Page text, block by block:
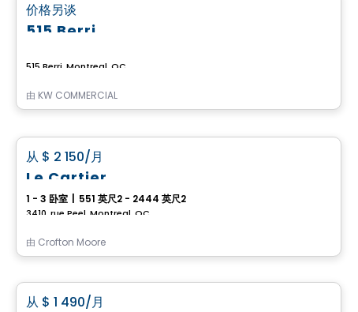
价格另谈
515 Berri
515 Berri, Montreal, QC
由 KW COMMERCIAL
从 $ 2 150/月
Le Cartier
1 - 3 卧室 551 英尺2 - 2444 英尺2
3410, rue Peel, Montreal, QC
由 Crofton Moore
公寓
从 $ 1 490/月